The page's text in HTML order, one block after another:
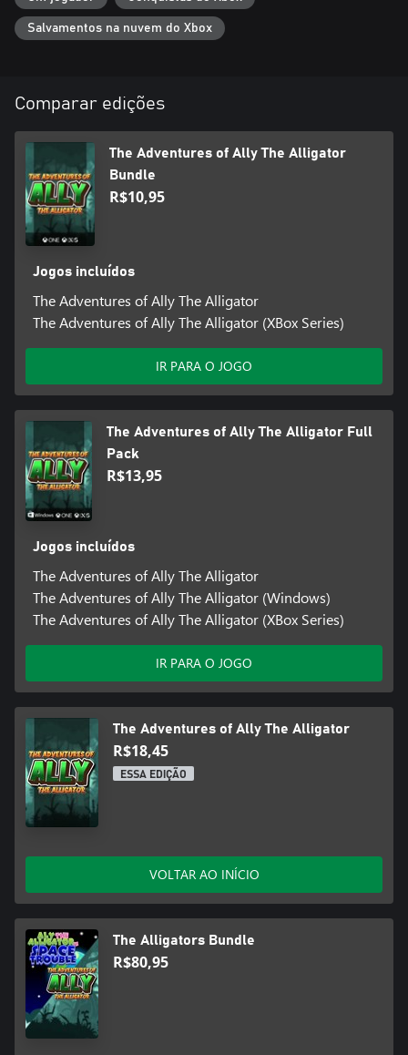
Salvamentos na nuvem do Xbox
Comparar edições
The Adventures of Ally The Alligator
Bundle
R$10,95
Jogos incluídos
The Adventures of Ally The Alligator
The Adventures of Ally The Alligator (XBox Series)
IR PARA O JOGO
The Adventures of Ally The Alligator Full
Pack
R$13,95
Jogos incluídos
The Adventures of Ally The Alligator
The Adventures of Ally The Alligator (Windows)
The Adventures of Ally The Alligator (XBox Series)
IR PARA O JOGO
The Adventures of Ally The Alligator
R$18,45
ESSA EDIÇÃO
VOLTAR AO INÍCIO
The Alligators Bundle
R$80,95